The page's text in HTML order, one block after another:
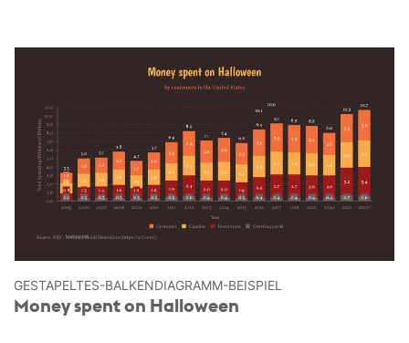
GESTAPELTES-BALKEN­DIAGRAMM-BEISPIEL
Money spent on Halloween